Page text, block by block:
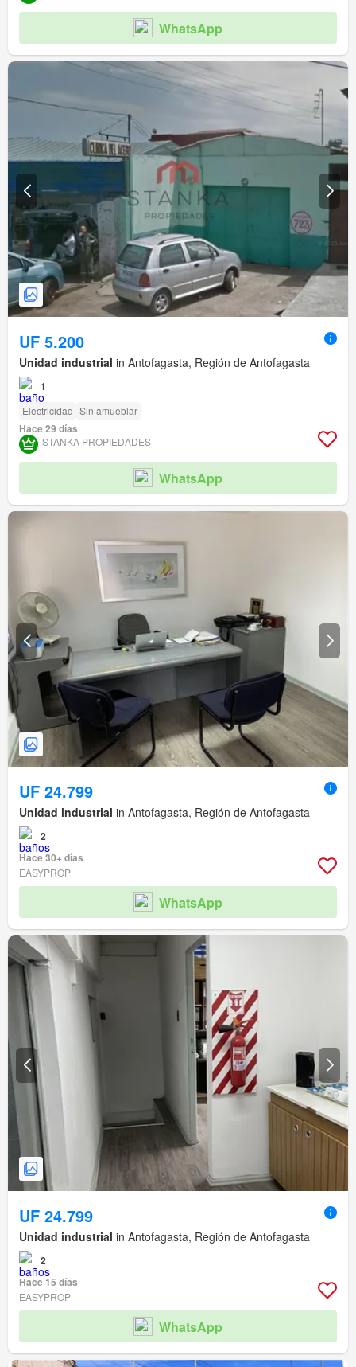
WhatsApp
UF 5.200
Unidad industrial in Antofagasta, Región de Antofagasta
1
Electricidad Sin amueblar
Hace 29 días
STANKA PROPIEDADES
WhatsApp
UF 24.799
Unidad industrial in Antofagasta, Región de Antofagasta
2
Hace 30+ días
EASYPROP
WhatsApp
UF 24.799
Unidad industrial in Antofagasta, Región de Antofagasta
2
Hace 15 días
EASYPROP
WhatsApp